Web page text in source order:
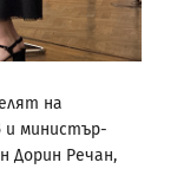
на
и министър-
Дорин Речан,